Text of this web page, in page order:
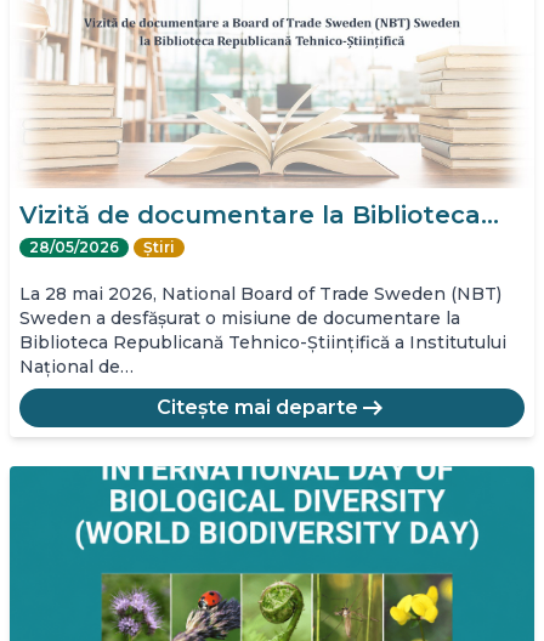
Vizită de documentare la Biblioteca…
28/05/2026 Știri
La 28 mai 2026, National Board of Trade Sweden (NBT)
Sweden a desfășurat o misiune de documentare la
Biblioteca Republicană Tehnico-Științifică a Institutului
Național de…
Citește mai departe arrow_right_alt